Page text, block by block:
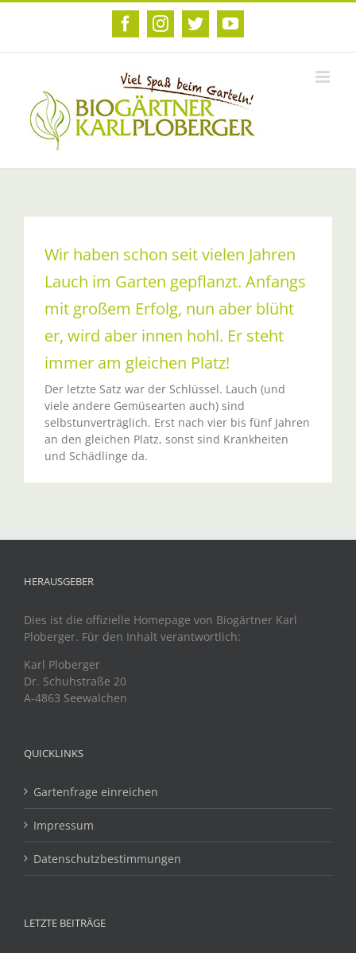
Zum
FacebookInstagram
TwitterYouTube
Wir haben schon seit vielen Jahren
Lauch im Garten gepflanzt. Anfangs
mit großem Erfolg, nun aber blüht
er, wird aber innen hohl. Er steht
immer am gleichen Platz!
Der letzte Satz war der Schlüssel. Lauch (und
viele andere Gemüsearten auch) sind
selbstunverträglich. Erst nach vier bis fünf Jahren
an den gleichen Platz, sonst sind Krankheiten
und Schädlinge da.
HERAUSGEBER
Dies ist die offizielle Homepage von Biogärtner Karl
Ploberger. Für den Inhalt verantwortlich:
Karl Ploberger
Dr. Schuhstraße 20
A-4863 Seewalchen
QUICKLINKS
Gartenfrage einreichen
Impressum
Datenschutzbestimmungen
LETZTE BEITRÄGE